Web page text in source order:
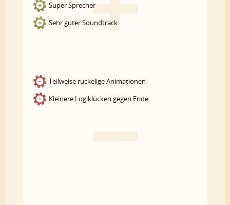
Super Sprecher
Sehr guter Soundtrack
Teilweise ruckelige Animationen
Kleinere Logiklücken gegen Ende